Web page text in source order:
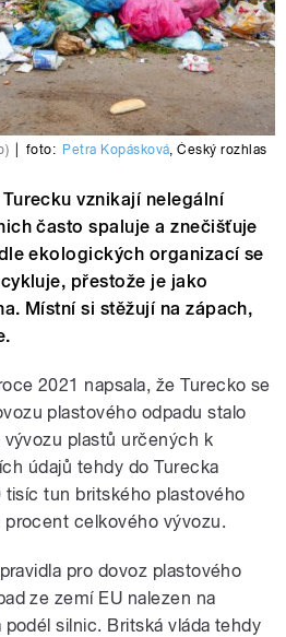
foto: Petra Kopásková,Český rozhlas
vznikají nelegální
často spaluje a znečišťuje
ekologických organizací se
přestože je jako
Místní si stěžují na zápach,
2021 napsala, že Turecko se
plastového odpadu stalo
plastů určených k
údajů tehdy do Turecka
tun britského plastového
celkového vývozu.
pro dovoz plastového
ze zemí EU nalezen na
silnic. Britská vláda tehdy